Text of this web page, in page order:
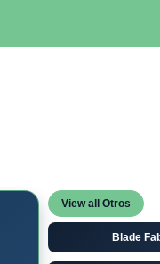
View all Otros
Blade